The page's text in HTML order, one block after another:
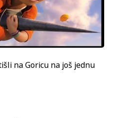
na Goricu na još jednu